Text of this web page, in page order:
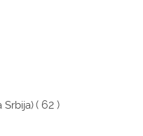
Srbija)( 62 )